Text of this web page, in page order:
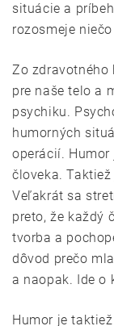
situácie a
rozosmeje
Zo zdravotného
pre naše telo a
psychiku.
humorných
operácií. Humor
človeka.
Veľakrát sa
preto, že každý
tvorba a
dôvod prečo
a naopak. Ide o
Humor je